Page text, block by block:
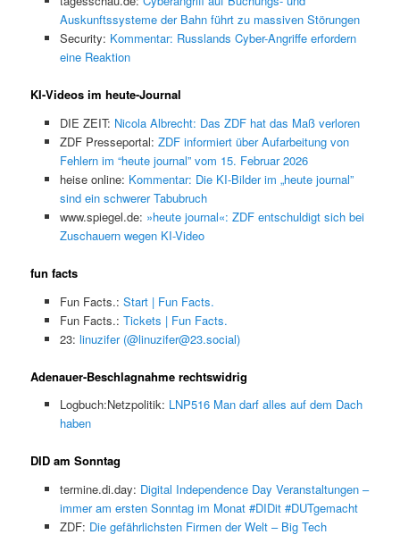
Auskunftssysteme der Bahn führt zu massiven Störungen
Security: Kommentar: Russlands Cyber-Angriffe erfordern
eine Reaktion
KI-Videos im heute-Journal
DIE ZEIT: Nicola Albrecht: Das ZDF hat das Maß verloren
ZDF Presseportal: ZDF informiert über Aufarbeitung von
Fehlern im “heute journal” vom 15. Februar 2026
heise online: Kommentar: Die KI-Bilder im „heute journal”
sind ein schwerer Tabubruch
www.spiegel.de: »heute journal«: ZDF entschuldigt sich bei
Zuschauern wegen KI-Video
fun facts
Fun Facts.: Start | Fun Facts.
Fun Facts.: Tickets | Fun Facts.
23: linuzifer (@linuzifer@23.social)
Adenauer-Beschlagnahme rechtswidrig
Logbuch:Netzpolitik: LNP516 Man darf alles auf dem Dach
haben
DID am Sonntag
termine.di.day: Digital Independence Day Veranstaltungen –
immer am ersten Sonntag im Monat #DIDit #DUTgemacht
ZDF: Die gefährlichsten Firmen der Welt – Big Tech